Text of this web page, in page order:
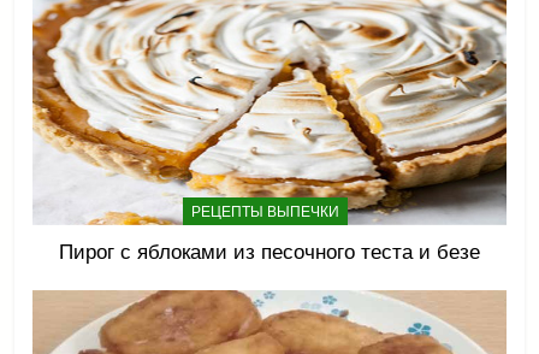
РЕЦЕПТЫ ВЫПЕЧКИ
Пирог с яблоками из песочного теста и безе